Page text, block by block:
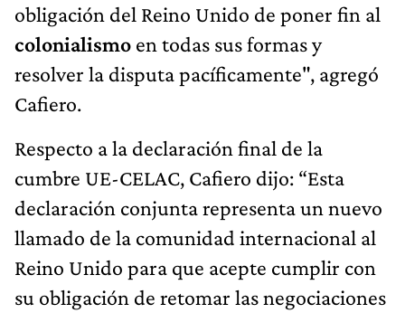
obligación del Reino Unido de poner fin al
colonialismo en todas sus formas y
resolver la disputa pacíficamente", agregó
Cafiero.
Respecto a la declaración final de la
cumbre UE-CELAC, Cafiero dijo: “Esta
declaración conjunta representa un nuevo
llamado de la comunidad internacional al
Reino Unido para que acepte cumplir con
su obligación de retomar las negociaciones